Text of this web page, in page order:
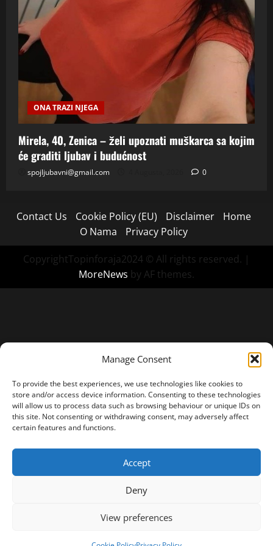
Manage Consent
To provide the best experiences, we use technologies like cookies to
store and/or access device information. Consenting to these technologies
will allow us to process data such as browsing behaviour or unique IDs on
this site. Not consenting or withdrawing consent, may adversely affect
certain features and functions.
Accept
Deny
View preferences
ONA TRAZI NJEGA
Mirela, 40, Zenica – želi upoznati muškarca sa kojim
će graditi ljubav i budućnost
spojljubavni@gmail.com 0
Contact Us Cookie Policy (EU) Disclaimer
Home
O Nama
Privacy Policy
CopyrightTopinforaja2024 © All rights reserved. |
MoreNews by AF themes.